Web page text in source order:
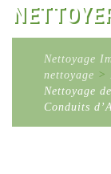
Nettoyage
nettoyage >
Nettoyage
Conduits